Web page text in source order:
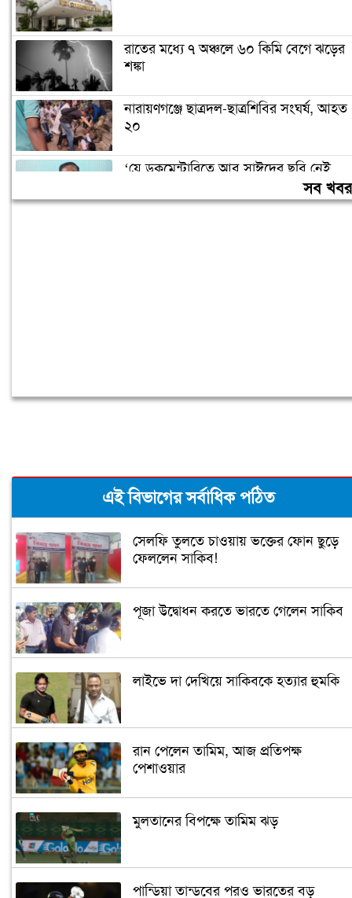
রাতের মধ্যে ৭ অঞ্চলে ৬০ কিমি বেগে ঝড়ের
শঙ্কা
নারায়ণগঞ্জে ছাত্রদল-ছাত্রশিবির সংঘর্ষ, আহত
২০
‘যে ডকুমেন্টারিতে আবু সাঈদের ছবি নেই,
সব
এই বিভাগের সর্বাধিক পঠিত
সেলফি তুলতে চাওয়ায় ভক্তের ফোন ছুড়ে
ফেললেন সাকিব!
পূজা উদ্বোধন করতে ভারতে গেলেন সাকিব
লাইভে দা দেখিয়ে সাকিবকে হত্যার হুমকি
রান পেলেন তামিম, আজ প্রতিপক্ষ
পেশাওয়ার
মুলতানের বিপক্ষে তামিম ঝড়
পান্ডিয়া তান্ডবের পরও ভারতের বড়